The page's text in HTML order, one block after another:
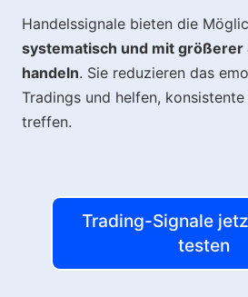
Handelssignale bieten die
systematisch und mit größerer
handeln. Sie reduzieren das
Tradings und helfen,
treffen.
Trading-Signale
testen